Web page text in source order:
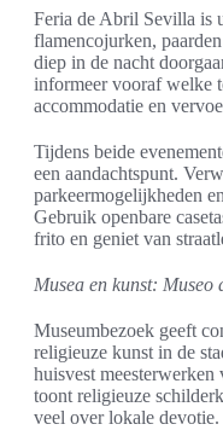
Feria de Abril Sevilla is
flamencojurken,
diep in de nacht
informeer vooraf welke
accommodatie en
Tijdens beide
een aandachtspunt.
parkeermogelijkheden
Gebruik openbare
frito en geniet van
Musea en kunst: Museo
Museumbezoek geeft
religieuze kunst in de
huisvest
toont religieuze
veel over lokale devotie.